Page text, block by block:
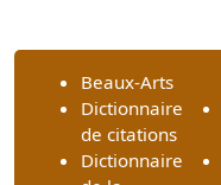
Beaux-Arts
Dictionnaire
de citations
Dictionnaire